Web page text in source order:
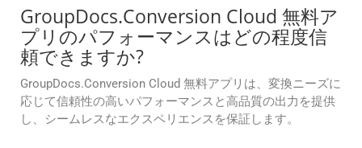
GroupDocs.Conversion Cloud 無料ア
プリのパフォーマンスはどの程度信
頼できますか?
GroupDocs.Conversion Cloud 無料アプリは、変換ニーズに
応じて信頼性の高いパフォーマンスと高品質の出力を提供
し、シームレスなエクスペリエンスを保証します。